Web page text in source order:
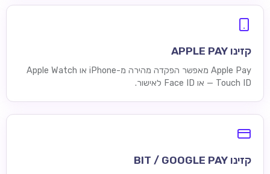
קזינו APPLE PAY
Apple Pay מאפשר הפקדה מהירה מ-iPhone או Apple Watch
— Touch ID או Face ID לאישור.
קזינו BIT / GOOGLE PAY